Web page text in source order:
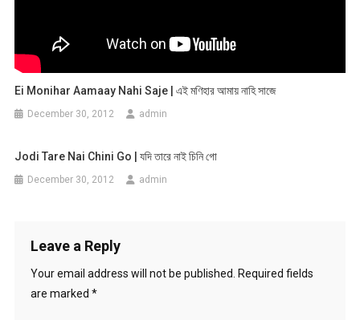
Ei Monihar Aamaay Nahi Saje | এই মণিহার আমায় নাহি সাজে
December 30, 2012 admin
Jodi Tare Nai Chini Go | যদি তারে নাই চিনি গো
December 30, 2012 admin
Leave a Reply
Your email address will not be published.
Required fields
are marked *